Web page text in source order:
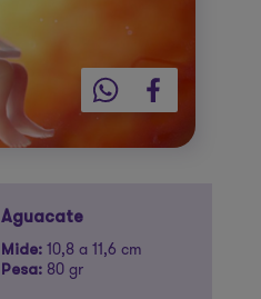
Aguacate
Mide: 10,8 a 11,6 cm
Pesa: 80 gr